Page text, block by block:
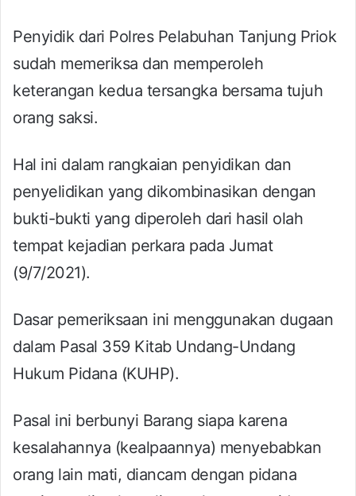
Penyidik dari Polres Pelabuhan Tanjung Priok
sudah memeriksa dan memperoleh
keterangan kedua tersangka bersama tujuh
orang saksi.
Hal ini dalam rangkaian penyidikan dan
penyelidikan yang dikombinasikan dengan
bukti-bukti yang diperoleh dari hasil olah
tempat kejadian perkara pada Jumat
(9/7/2021).
Dasar pemeriksaan ini menggunakan dugaan
dalam Pasal 359 Kitab Undang-Undang
Hukum Pidana (KUHP).
Pasal ini berbunyi Barang siapa karena
kesalahannya (kealpaannya) menyebabkan
orang lain mati, diancam dengan pidana